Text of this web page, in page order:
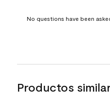
No questions have been
Productos